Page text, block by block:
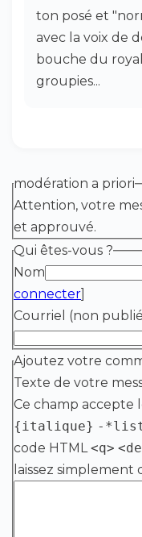
ton posé et
avec la voix de
bouche du
groupies...
modération a priori
Attention, votre
et approuvé.
Qui êtes-vous ?
Nom
connecter]
Courriel (non
Ajoutez votre
Texte de votre
Ce champ accepte
{italique} -
code HTML<q>
laissez simplement